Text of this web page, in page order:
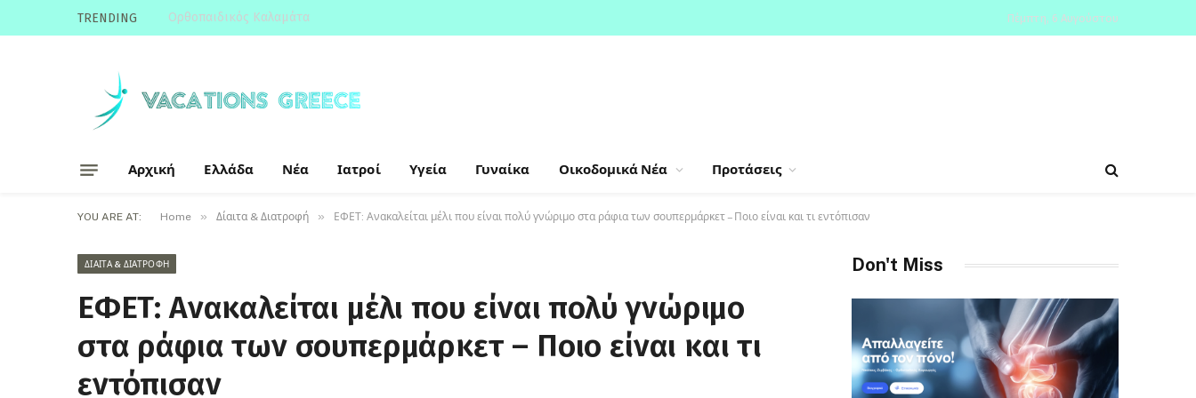
TRENDING Ορθοπαιδικός Καλαμάτα Πέμπτη, 6 Αυγούστου
Αρχική Ελλάδα Νέα Ιατροί Υγεία Γυναίκα Οικοδομικά Νέα Προτάσεις
YOU ARE AT: Home » Δίαιτα & Διατροφή » ΕΦΕΤ: Ανακαλείται μέλι που είναι πολύ γνώριμο στα ράφια των σουπερμάρκετ – Ποιο είναι και τι εντόπισαν
ΔΊΑΙΤΑ & ΔΙΑΤΡΟΦΉ
ΕΦΕΤ: Ανακαλείται μέλι που είναι πολύ γνώριμο
στα ράφια των σουπερμάρκετ – Ποιο είναι και τι
εντόπισαν
Don't Miss